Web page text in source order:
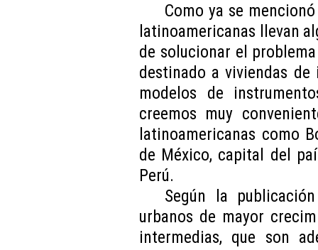
Como ya se
latinoamericanas llevan
de solucionar el
destinado a viviendas
modelos de
creemos muy
latinoamericanas como
de México, capital del
Perú.
Según la
urbanos de mayor
intermedias, que son